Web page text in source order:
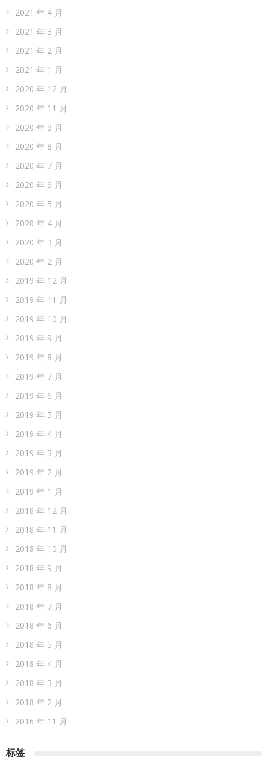
2021 年 4 月
2021 年 3 月
2021 年 2 月
2021 年 1 月
2020 年 12 月
2020 年 11 月
2020 年 9 月
2020 年 8 月
2020 年 7 月
2020 年 6 月
2020 年 5 月
2020 年 4 月
2020 年 3 月
2020 年 2 月
2019 年 12 月
2019 年 11 月
2019 年 10 月
2019 年 9 月
2019 年 8 月
2019 年 7 月
2019 年 6 月
2019 年 5 月
2019 年 4 月
2019 年 3 月
2019 年 2 月
2019 年 1 月
2018 年 12 月
2018 年 11 月
2018 年 10 月
2018 年 9 月
2018 年 8 月
2018 年 7 月
2018 年 6 月
2018 年 5 月
2018 年 4 月
2018 年 3 月
2018 年 2 月
2016 年 11 月
标签